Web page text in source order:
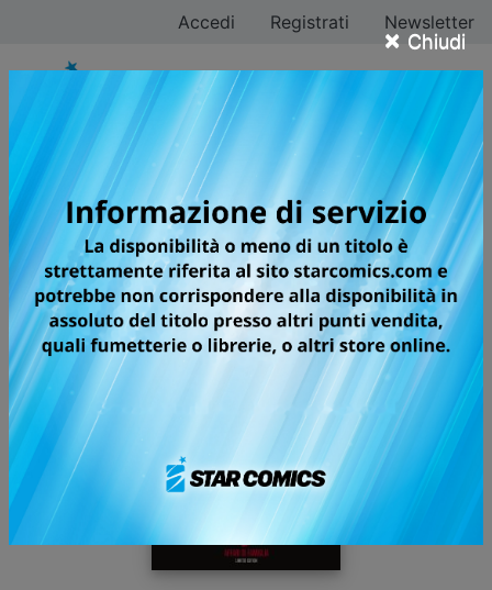
× Chiudi
Accedi Registrati Newsletter
Tutti i fumetti della
categoria Comics